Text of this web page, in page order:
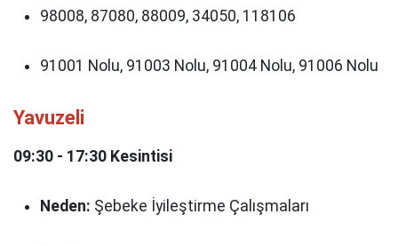
98008, 87080, 88009, 34050, 118106
91001 Nolu, 91003 Nolu, 91004 Nolu, 91006 Nolu
Yavuzeli
09:30 - 17:30 Kesintisi
Neden: Şebeke İyileştirme Çalışmaları